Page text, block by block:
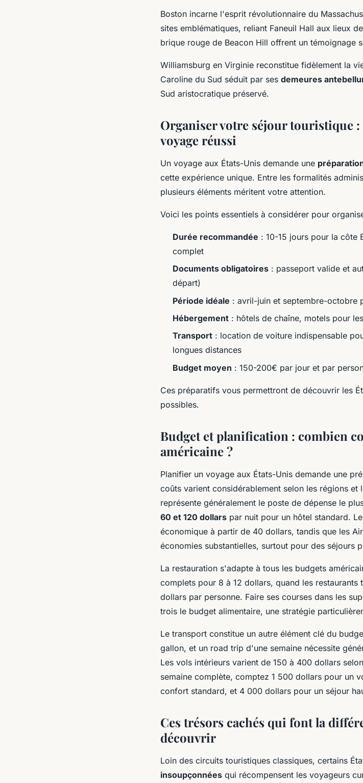
Boston incarne l'esprit révolutionnaire du
sites emblématiques, reliant Faneuil Hall aux lieux
brique rouge de Beacon Hill offrent un témoignage
Williamsburg en Virginie reconstitue fidèlement la
Caroline du Sud séduit par ses demeures
Sud aristocratique préservé.
Organiser votre séjour touristique
voyage réussi
Un voyage aux États-Unis demande une
cette expérience unique. Entre les formalités
plusieurs éléments méritent votre attention.
Voici les points essentiels à considérer pour
Durée recommandée : 10-15 jours pour la côte
complet
Documents obligatoires : passeport valide et
départ)
Période idéale : avril-juin et septembre-octobre
Hébergement : hôtels de chaîne, motels pour
Transport : location de voiture indispensable
longues distances
Budget moyen : 150-200€ par jour et par
Ces préparatifs vous permettront de découvrir les
possibles.
Budget et planification : combien
américaine ?
Planifier un voyage aux États-Unis demande une
coûts varient considérablement selon les régions
représente généralement le poste de dépense le
60 et 120 dollars par nuit pour un hôtel standard.
économique à partir de 40 dollars, tandis que les
économies substantielles, surtout pour des séjours
La restauration s'adapte à tous les budgets
complets pour 8 à 12 dollars, quand les
dollars par personne. Faire ses courses dans les
trois le budget alimentaire, une stratégie
Le transport constitue un autre élément clé du
gallon, et un road trip d'une semaine nécessite
Les vols intérieurs varient de 150 à 400 dollars
semaine complète, comptez 1 500 dollars pour un
confort standard, et 4 000 dollars pour un séjour
Ces trésors cachés qui font la
découvrir
Loin des circuits touristiques classiques, certains
insoupçonnées qui récompensent les voyageurs